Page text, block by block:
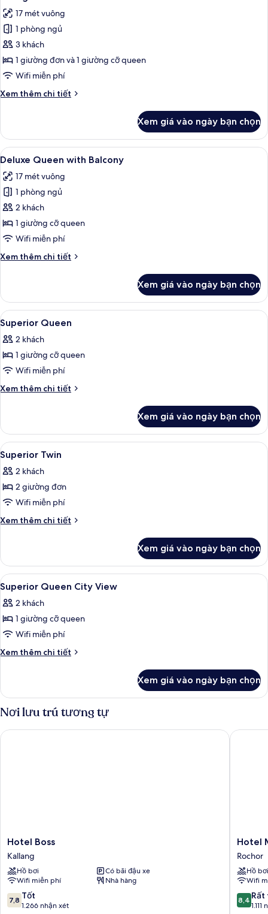
giường
cỡ
queen
cả
ảnh
Phòng
3
Deluxe
17 mét vuông
1 phòng ngủ
3 khách
1 giường đơn và 1 giường cỡ queen
Wifi miễn phí
Xem thêm chi tiết
Chi
Phòng
Deluxe
Xem giá vào ngày bạn chọn
Xem
tất
cả
ảnh
Deluxe
Queen
with
Deluxe Queen with Balcony | Bàn,
5
Deluxe Queen with Balcony
17 mét vuông
1 phòng ngủ
2 khách
1 giường cỡ queen
Wifi miễn phí
Xem thêm chi tiết
Chi
Deluxe
Queen
with
Balcony
Xem giá vào ngày bạn chọn
Xem
tất
cả
ảnh
Superior
Queen
Bàn, khu vực làm việc phù hợp cho
4
Superior Queen
2 khách
1 giường cỡ queen
Wifi miễn phí
Xem thêm chi tiết
Chi
Superior
Queen
Xem giá vào ngày bạn chọn
Xem
tất
cả
ảnh
Superior
Twin
Bàn, khu vực làm việc phù hợp cho
4
Superior Twin
2 khách
2 giường đơn
Wifi miễn phí
Xem thêm chi tiết
Chi
Superior
Twin
Xem giá vào ngày bạn chọn
Xem
tất
cả
ảnh
Superior
Queen
Bàn, khu vực làm việc phù hợp cho
4
Superior Queen City View
2 khách
1 giường cỡ queen
Wifi miễn phí
Xem thêm chi tiết
Chi
Superior
Queen
City
View
Xem giá vào ngày bạn chọn
Nơi lưu trú tương tự
Hotel
Boss
Kallang
Hotel Boss
Kallang
Hồ bơi
Có bãi đậu xe
Wifi miễn phí
Nhà hàng
7.8
trên
7,8 Tốt
1.266 nhận xét
Hotel Boss
Hotel
Mi
Rochor
Hotel
Rochor
Hồ bơi
Wifi
8.4
trên
8,4 Rất
Hotel